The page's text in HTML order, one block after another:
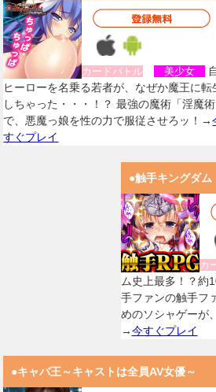
カードバトル 美少女
ヒーローを名乗る若者が、なぜか魔王に転
しちゃった・・・！？ 最強の魔術「淫魔術
で、悪魔っ娘を性の力で服従させろッ！→
すぐプレイ
●触手キングダム
カ
ム史上最多！？約
手ファンの触手フ
めのソシャゲーが
→今すぐプレイ
●キャバ王～キャストは全員AV女優～